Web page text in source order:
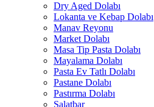
Dry Aged Dolabı
Lokanta ve Kebap Dolabı
Manav Reyonu
Market Dolabı
Masa Tip Pasta Dolabı
Mayalama Dolabı
Pasta Ev Tatlı Dolabı
Pastane Dolabı
Pastırma Dolabı
Salatbar